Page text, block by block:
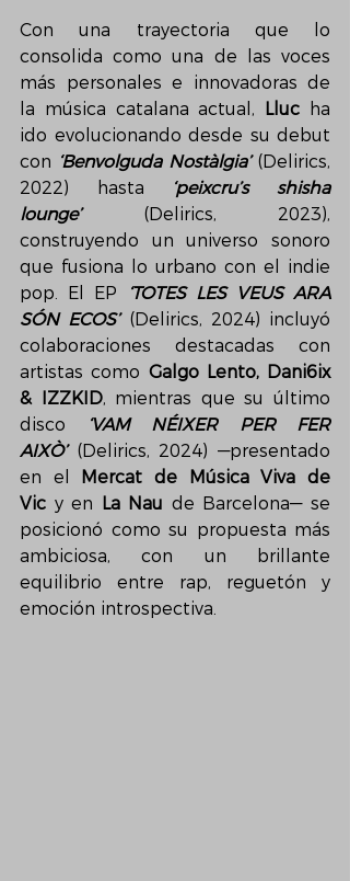
Con una trayectoria que lo
consolida como una de las voces
más personales e innovadoras de
la música catalana actual, Lluc ha
ido evolucionando desde su debut
con ‘Benvolguda Nostàlgia’ (Delirics,
2022) hasta
‘peixcru’s shisha
lounge’ (Delirics, 2023),
construyendo un universo sonoro
que fusiona lo urbano con el indie
pop. El EP
‘TOTES LES VEUS ARA
SÓN ECOS’ (Delirics, 2024) incluyó
colaboraciones destacadas con
artistas como Galgo Lento, Dani6ix
& IZZKID, mientras que su último
disco
‘VAM NÉIXER PER FER
AIXÒ’ (Delirics, 2024) —presentado
en el Mercat de Música Viva de
Vic y en La Nau de Barcelona— se
posicionó como su propuesta más
ambiciosa, con un brillante
equilibrio entre rap, reguetón y
emoción introspectiva.